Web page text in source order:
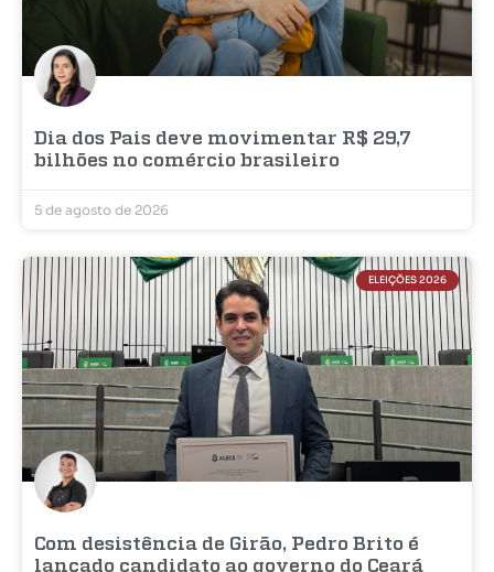
Dia dos Pais deve movimentar R$ 29,7
bilhões no comércio brasileiro
5 de agosto de 2026
ELEIÇÕES 2026
Com desistência de Girão, Pedro Brito é
lançado candidato ao governo do Ceará